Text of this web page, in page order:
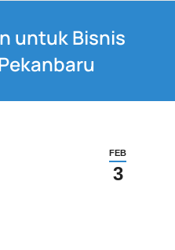
untuk Bisnis
FEB
3